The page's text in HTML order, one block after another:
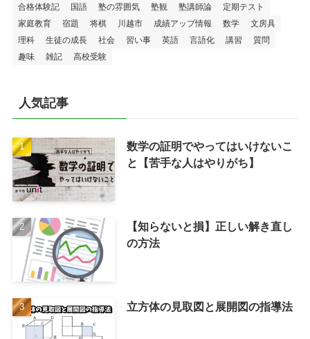
合格体験記
国語 塾の雰囲気 塾観 塾講師論
定期テスト
家庭教育
宿題 将棋 川越市 成績アップ情報 数学
文房具
理科
生徒の成長 社会 習い事 英語 言語化 講習
質問
趣味
雑記 高校受験
人気記事
数学の証明でやってはいけないこ
と【苦手な人はやりがち】
【知らないと損】正しい解き直し
の方法
立方体の見取図と展開図の指導法